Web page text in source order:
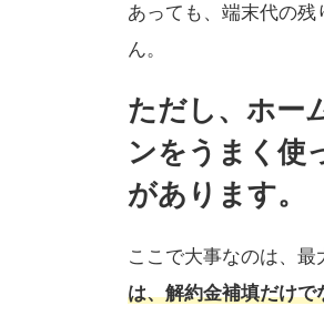
あっても、端末代の
ん。
ただし、ホー
ンをうまく使
があります。
ここで大事なのは、最
は、解約金補填だけ